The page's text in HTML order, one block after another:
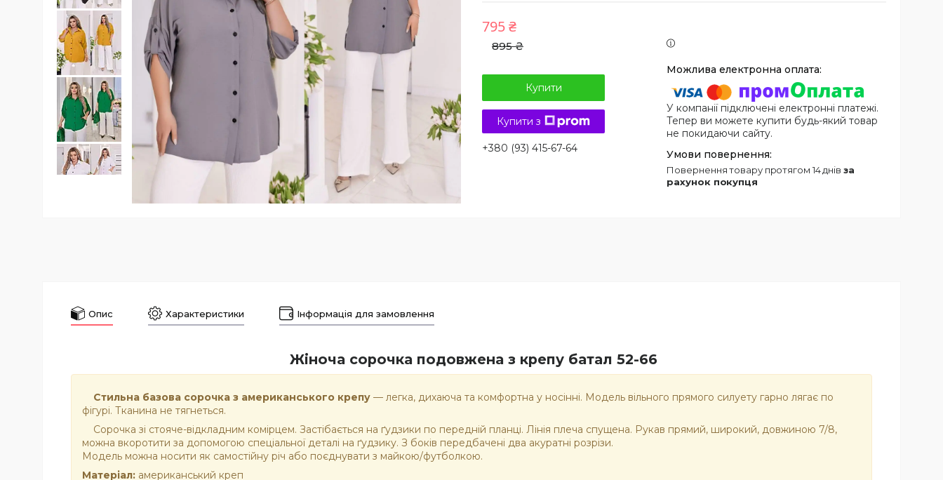
895 ₴
795 ₴
Купити
Купити з
+380 (93) 415-67-64
У компанії підключені електронні платежі.
Тепер ви можете купити будь-який товар
не покидаючи сайту.
повернення товару протягом 14 днів за
рахунок покупця
Опис Характеристики Інформація для замовлення
Жіноча сорочка подовжена з крепу батал 52-66
Стильна базова сорочка з американського крепу — легка, дихаюча та комфортна у носінні. Модель вільного прямого силуету гарно лягає по
фігурі. Тканина не тягнеться.
Сорочка зі стояче-відкладним комірцем. Застібається на ґудзики по передній планці. Лінія плеча спущена. Рукав прямий, широкий, довжиною 7/8,
можна вкоротити за допомогою спеціальної деталі на ґудзику. З боків передбачені два акуратні розрізи.
Модель можна носити як самостійну річ або поєднувати з майкою/футболкою.
Матеріал: американський креп